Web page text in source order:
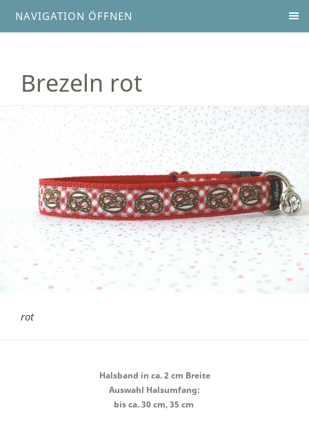
NAVIGATION ÖFFNEN
Brezeln rot
rot
Halsband in ca. 2 cm Breite
Auswahl Halsumfang:
bis ca. 30 cm, 35 cm